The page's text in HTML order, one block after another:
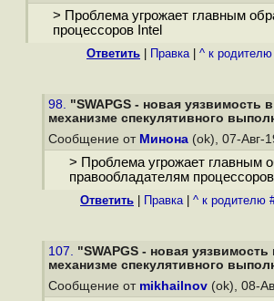
> Проблема угрожает главным
процессоров Intel
Ответить Правка| ^ к
98. "SWAPGS - новая уязвимость в
механизме спекулятивного
Сообщение от Минона (ok), 07-Авг-
> Проблема угрожает главным
правообладателям процессоров
Ответить Правка| ^ к родителю
107. "SWAPGS - новая уязвимость
механизме спекулятивного
Сообщение от mikhailnov (ok), 08-